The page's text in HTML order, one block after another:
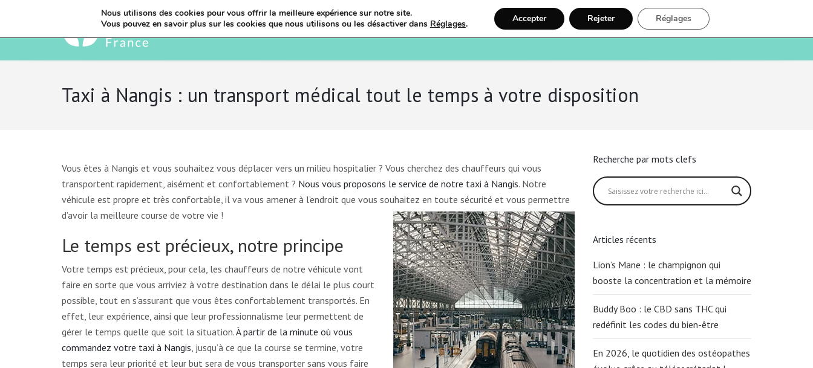
Bienvenue Ostéopathie Santé Recherche Inscription
Taxi à Nangis : un transport médical tout le temps à votre disposition
Vous êtes à Nangis et vous souhaitez vous déplacer vers un milieu hospitalier ? Vous cherchez des chauffeurs qui vous
transportent rapidement, aisément et confortablement ? Nous vous proposons le service de notre taxi à Nangis. Notre
véhicule est propre et très confortable, il va vous amener à l’endroit que vous souhaitez en toute sécurité et vous permettre
d’avoir la meilleure course de votre vie !
Le temps est précieux, notre principe
Votre temps est précieux, pour cela, les chauffeurs de notre véhicule vont
faire en sorte que vous arriviez à votre destination dans le délai le plus court
possible, tout en s’assurant que vous êtes confortablement transportés. En
effet, leur expérience, ainsi que leur professionnalisme leur permettent de
gérer le temps quelle que soit la situation.À partir de la minute où vous
commandez votre taxi à Nangis, jusqu’à ce que la course se termine, votre
temps sera leur priorité et leur but sera de vous transporter sans vous faire
Recherche par mots clefs
Articles récents
Lion’s Mane : le champignon qui
booste la concentration et la mémoire
Buddy Boo : le CBD sans THC qui
redéfinit les codes du bien-être
En 2026, le quotidien des ostéopathes
Nous utilisons des cookies pour vous offrir la meilleure expérience sur notre site.
Vous pouvez en savoir plus sur les cookies que nous utilisons ou les désactiver dans Réglages. Accepter Rejeter Réglages